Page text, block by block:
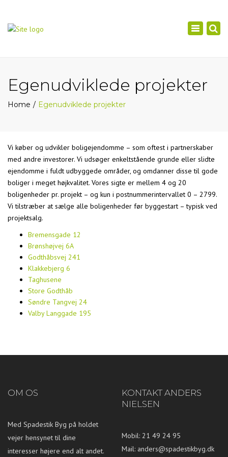
Toggle
Egenudviklede projekter
Home Egenudviklede projekter
Vi køber og udvikler boligejendomme – som oftest i partnerskaber
med andre investorer. Vi udsøger enkeltstående grunde eller slidte
ejendomme i fuldt udbyggede områder, og omdanner disse til gode
boliger i meget højkvalitet. Vores sigte er mellem 4 og 20
boligenheder pr. projekt – og kun i postnummerintervallet 0 – 2799.
Vi tilstræber at sælge alle boligenheder før byggestart – typisk ved
projektsalg.
Bremensgade 12
Brønshøjvej 6A
Godthåbsvej 241
Klakkebjerg 6
Taghusene
Store Godthåb
Søndre Tangvej 24
Valby Langgade 195
OM OS
Med Spadestik Byg på holdet
vejer hensynet til dine
interesser højere end alt andet.
KONTAKT ANDERS
NIELSEN
Mobil: 21 49 24 95
Mail: anders@spadestikbyg.dk